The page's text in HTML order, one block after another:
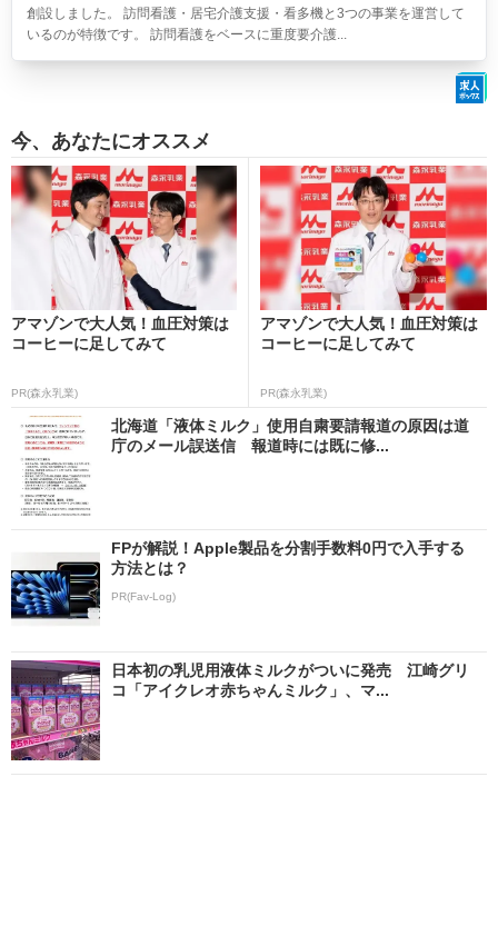
創設しました。 訪問看護・居宅介護支援・看多機と3つの事業を運営して
いるのが特徴です。 訪問看護をベースに重度要介護...
今、あなたにオススメ
アマゾンで大人気！血圧対策は
コーヒーに足してみて
PR(森永乳業)
アマゾンで大人気！血圧対策は
コーヒーに足してみて
PR(森永乳業)
北海道「液体ミルク」使用自粛要請報道の原因は道
庁のメール誤送信 報道時には既に修...
FPが解説！Apple製品を分割手数料0円で入手する
方法とは？
PR(Fav-Log)
日本初の乳児用液体ミルクがついに発売 江崎グリ
コ「アイクレオ赤ちゃんミルク」、マ...